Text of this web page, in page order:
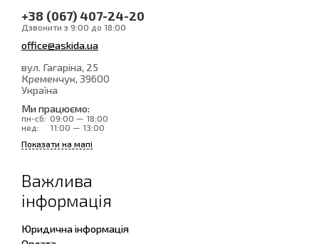
+38 (067) 407-24-20
Дзвонити з 9:00 до 18:00
office@askida.ua
вул. Гагаріна, 25
Кременчук, 39600
Україна
Ми працюємо:
пн-сб: 09:00 — 18:00
нед:
11:00 — 13:00
Показати на мапі
Важлива
інформація
Юридична інформація